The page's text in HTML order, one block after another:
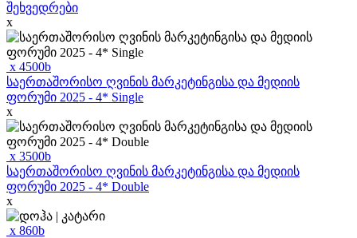
შეხვედრები
x
x 4500b
საერთაშორისო ღვინის მარკეტინგისა და მედიის
ფორუმი 2025 - 4* Single
x
x 3500b
საერთაშორისო ღვინის მარკეტინგისა და მედიის
ფორუმი 2025 - 4* Double
x
x 860b